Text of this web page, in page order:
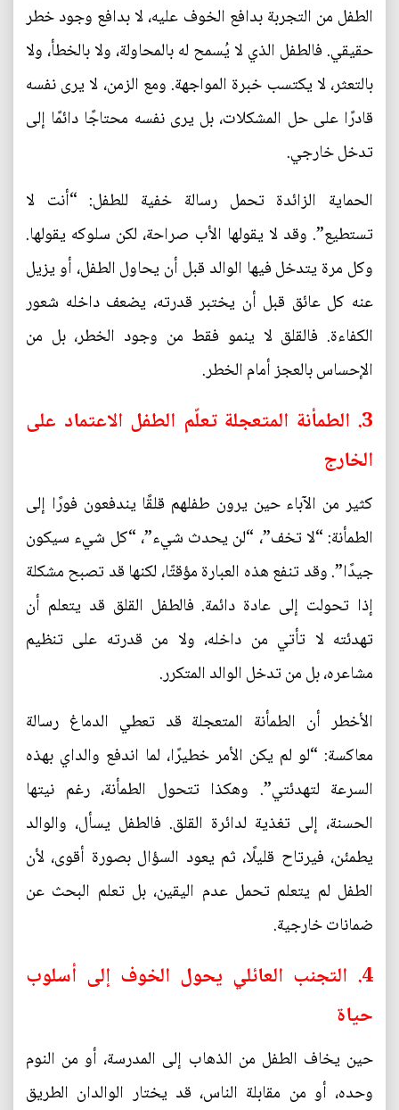
الطفل من التجربة بدافع الخوف عليه، لا بدافع وجود خطر
حقيقي. فالطفل الذي لا يُسمح له بالمحاولة، ولا بالخطأ، ولا
بالتعثر، لا يكتسب خبرة المواجهة. ومع الزمن، لا يرى نفسه
قادرًا على حل المشكلات، بل يرى نفسه محتاجًا دائمًا إلى
تدخل خارجي.
الحماية الزائدة تحمل رسالة خفية للطفل: “أنت لا
تستطيع”. وقد لا يقولها الأب صراحة، لكن سلوكه يقولها.
وكل مرة يتدخل فيها الوالد قبل أن يحاول الطفل، أو يزيل
عنه كل عائق قبل أن يختبر قدرته، يضعف داخله شعور
الكفاءة. فالقلق لا ينمو فقط من وجود الخطر، بل من
الإحساس بالعجز أمام الخطر.
3. الطمأنة المتعجلة تعلّم الطفل الاعتماد على
الخارج
كثير من الآباء حين يرون طفلهم قلقًا يندفعون فورًا إلى
الطمأنة: “لا تخف”، “لن يحدث شيء”، “كل شيء سيكون
جيدًا”. وقد تنفع هذه العبارة مؤقتًا، لكنها قد تصبح مشكلة
إذا تحولت إلى عادة دائمة. فالطفل القلق قد يتعلم أن
تهدئته لا تأتي من داخله، ولا من قدرته على تنظيم
مشاعره، بل من تدخل الوالد المتكرر.
الأخطر أن الطمأنة المتعجلة قد تعطي الدماغ رسالة
معاكسة: “لو لم يكن الأمر خطيرًا، لما اندفع والداي بهذه
السرعة لتهدئتي”. وهكذا تتحول الطمأنة، رغم نيتها
الحسنة، إلى تغذية لدائرة القلق. فالطفل يسأل، والوالد
يطمئن، فيرتاح قليلًا، ثم يعود السؤال بصورة أقوى، لأن
الطفل لم يتعلم تحمل عدم اليقين، بل تعلم البحث عن
ضمانات خارجية.
4. التجنب العائلي يحول الخوف إلى أسلوب
حياة
حين يخاف الطفل من الذهاب إلى المدرسة، أو من النوم
وحده، أو من مقابلة الناس، قد يختار الوالدان الطريق